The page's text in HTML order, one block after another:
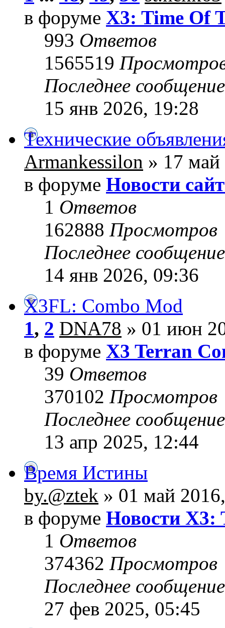
в форуме X3: Time Of
993 Ответов
1565519
Последнее
15 янв 2026, 19:28
Технические
Armankessilon » 17
в форуме Новости
1 Ответов
162888 Просмотров
Последнее
14 янв 2026, 09:36
X3FL: Combo Mod
1, 2 DNA78 » 01 июн
в форуме X3 Terran
39 Ответов
370102 Просмотров
Последнее
13 апр 2025, 12:44
Время Истины
by.@ztek » 01 май
в форуме Новости X3:
1 Ответов
374362 Просмотров
Последнее
27 фев 2025, 05:45